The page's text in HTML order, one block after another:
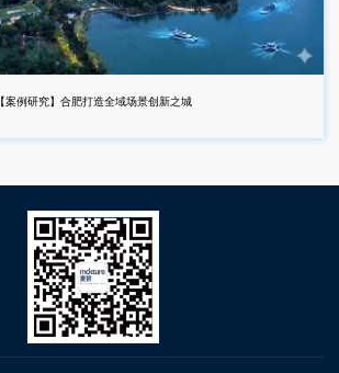
【案例研究】合肥打造全域场景创新之城